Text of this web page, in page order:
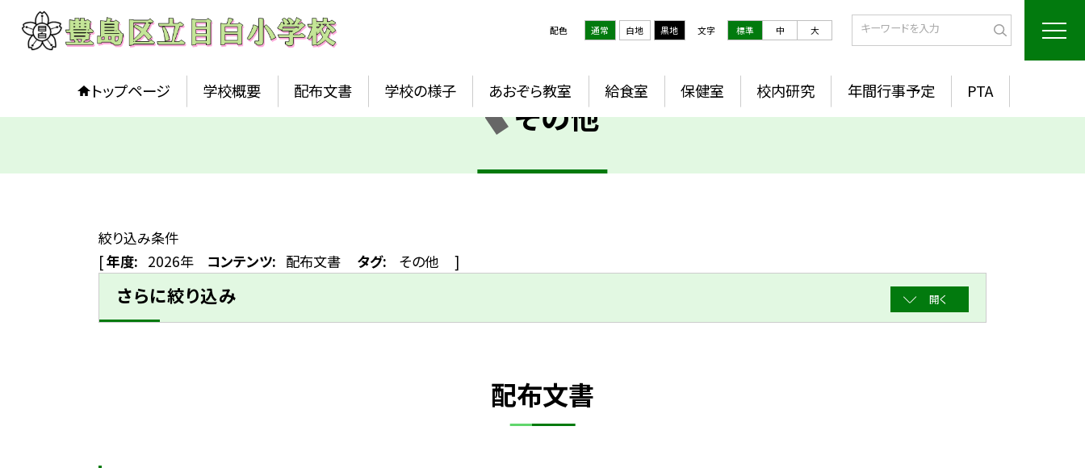
配色 通常 白地 黒地 文字 標準 中 大
トップページ 学校概要 配布文書 学校の様子 あおぞら教室 給食室 保健室 校内研究 年間行事予定 PTA
その他
絞り込み条件
[年度: 2026年 コンテンツ: 配布文書 タグ: その他 ]
さらに絞り込み 開く
配布文書